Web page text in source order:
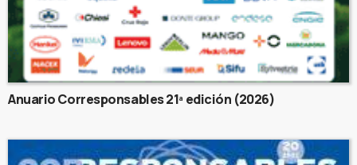
Anuario Corresponsables 21ª edición (2026)